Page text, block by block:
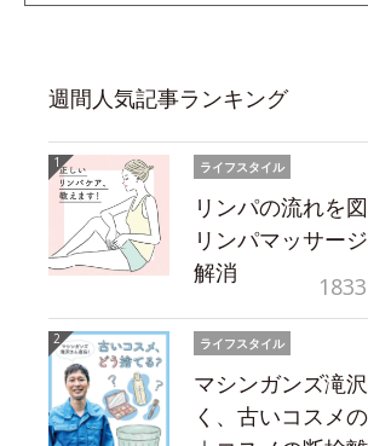
週間人気記事ランキング
ライフスタイル
リンパの流れを
リンパマッサー
解消
ライフスタイル
マシンガンズ滝
く、古いコスメ